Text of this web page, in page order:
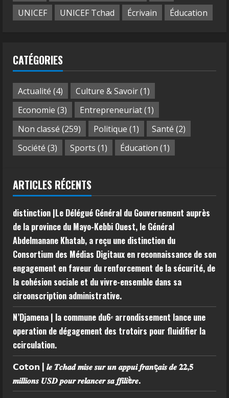
UNICEF
UNICEF Tchad Écrivain Éducation
CATÉGORIES
Actualité (4) Culture & Savoir(1)
Economie (3) Entrepreneuriat(1)
Non classé (259) Politique (1) Santé (2)
Société (3) Sports (1) Éducation (1)
ARTICLES RÉCENTS
distinction |Le Délégué Général du Gouvernement auprès
de la province du Mayo-Kebbi Ouest, le Général
Abdelmanane Khatab, a reçu une distinction du
Consortium des Médias Digitaux en reconnaissance de son
engagement en faveur du renforcement de la sécurité, de
la cohésion sociale et du vivre-ensemble dans sa
circonscription administrative.
N’Djamena | la commune du6ᵉ arrondissement lance une
operation de dégagement des trotoirs pour fluidifier la
ccirculation.
𝗖𝗼𝘁𝗼𝗻 | 𝒍𝒆 𝑻𝒄𝒉𝒂𝒅 𝒎𝒊𝒔𝒆 𝒔𝒖𝒓 𝒖𝒏 𝒂𝒑𝒑𝒖𝒊 𝒇𝒓𝒂𝒏ç𝒂𝒊𝒔 𝒅𝒆 𝟐𝟐,𝟓
𝒎𝒊𝒍𝒍𝒊𝒐𝒏𝒔 𝑼𝑺𝑫 𝒑𝒐𝒖𝒓 𝒓𝒆𝒍𝒂𝒏𝒄𝒆𝒓 𝒔𝒂 𝒇𝒇𝒊𝒍𝒊è𝒓𝒆.